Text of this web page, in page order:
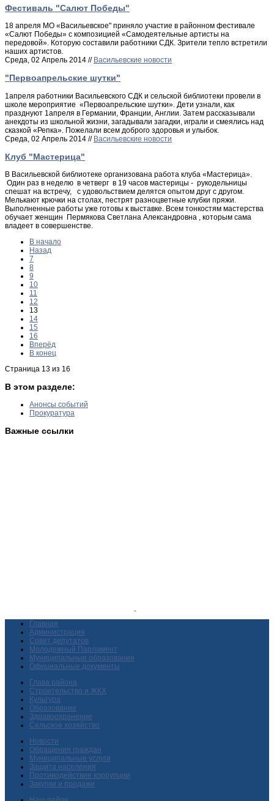
Фестиваль "Салют Победы"
18 апреля МО «Васильевское" приняло участие в районном фестивале
«Салют Победы» с композицией «Самодеятельные артисты на
передовой». Которую составили работники СДК. Зрители тепло встретили
наших артистов.
Среда, 02 Апрель 2014 // Васильевские новости
"Первоапрельские шутки"
1апреля работники Васильевского СДК и сельской библиотеки провели в
школе мероприятие «Первоапрельские шутки». Дети узнали, как
празднуют 1апреля в Германии, Франции, Англии. Затем рассказывали
анекдоты из школьной жизни, загадывали загадки, играли и смеялись над
сказкой «Репка». Пожелали всем доброго здоровья и улыбок.
Среда, 02 Апрель 2014 // Васильевские новости
Клуб "Мастерица"
В Васильевской библиотеке организована работа клуба «Мастерица».
Один раз в неделю в четверг в 19 часов мастерицы - рукодельницы
спешат на встречу, с удовольствием делятся опытом друг с другом.
Мелькают крючки на столах, пестрят разноцветные клубки пряжи.
Выполненные работы уже готовы к выставке. Всем тонкостям мастерства
обучает женщин Пермякова Светлана Александровна , которым сама
владеет в совершенстве.
В начало
Назад
7
8
9
10
11
12
13
14
15
16
Вперёд
В конец
Страница 13 из 16
В этом разделе:
Анонсы событий
Прокуратура
Важные ссылки
Главная
Администрация
Совет депутатов
Молодежный Парламент
Муниципальные образования
Официальные документы
Глава района
Строительство и ЖКХ
Культура
Образование
Здравоохранение
Сельское хозяйство
Новости
Обращения граждан
Муниципальные услуги
Защита населения
Противодействие коррупции
Закупки и продажи